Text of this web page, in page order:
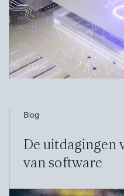
Blog
De uitdagingen
van software